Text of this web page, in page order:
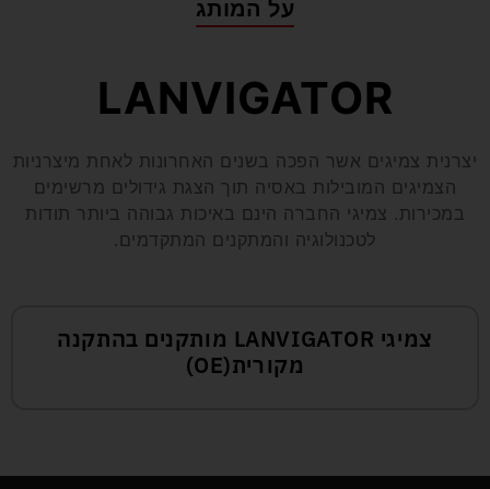
על המותג
LANVIGATOR
יצרנית צמיגים אשר הפכה בשנים האחרונות לאחת מיצרניות
הצמיגים המובילות באסיה תוך הצגת גידולים מרשימים
במכירות. צמיגי החברה הינם באיכות גבוהה ביותר תודות
לטכנולוגיה והמתקנים המתקדמים.
צמיגי LANVIGATOR מותקנים בהתקנה
מקורית(OE)